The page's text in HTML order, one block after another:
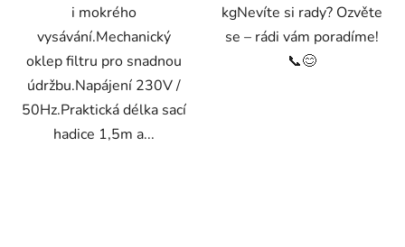
i mokrého
vysávání.Mechanický
oklep filtru pro snadnou
údržbu.Napájení 230V /
50Hz.Praktická délka sací
hadice 1,5m a...
kgNevíte si rady? Ozvěte
se – rádi vám poradíme!
📞😊